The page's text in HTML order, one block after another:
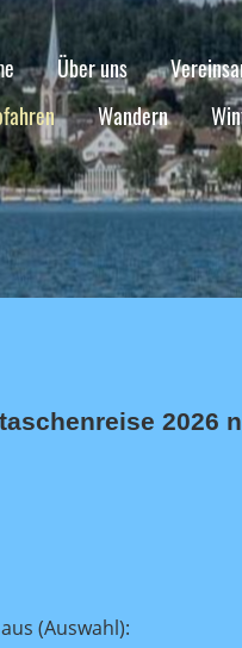
Über uns
Wandern
2026
(Auswahl):